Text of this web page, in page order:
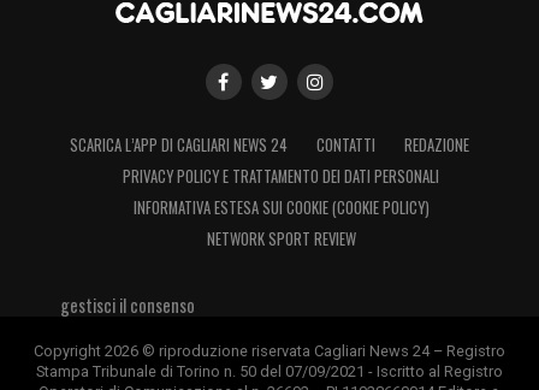
SCARICA L’APP DI CAGLIARI NEWS 24 CONTATTI
REDAZIONE
PRIVACY POLICY E TRATTAMENTO DEI DATI PERSONALI
INFORMATIVA ESTESA SUI COOKIE (COOKIE POLICY)
NETWORK SPORT REVIEW
gestisci il consenso
Copyright 2026 © riproduzione riservata Cagliari News 24 – Registro
Stampa Tribunale di Torino n. 50 del 07/09/2021 - Iscritto al Registro